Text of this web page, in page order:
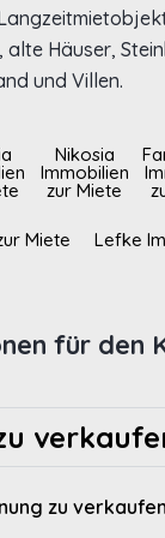
alte Häuser,
und Villen.
Nikosia
Immobilien
zur Miete
Miete Lefke
für den
zu verkaufen